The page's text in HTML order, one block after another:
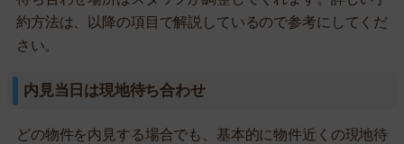
約方法は、以降の項目で解説しているので参考にしてくだ
さい。
内見当日は現地待ち合わせ
どの物件を内見する場合でも、基本的に物件近くの現地待